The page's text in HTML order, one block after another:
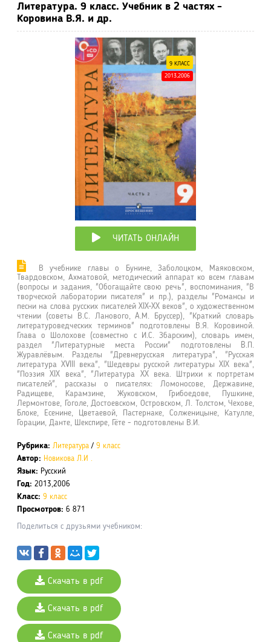
Литература. 9 класс. Учебник в 2 частях -
Коровина В.Я. и др.
9 КЛАСС
2013,2006
ЧИТАТЬ ОНЛАЙН
В учебнике главы о Бунине, Заболоцком, Маяковском,
Твардовском, Ахматовой, методический аппарат ко всем главам
(вопросы и задания, "Обогащайте свою речь", воспоминания, "В
творческой лаборатории писателя" и пр.), разделы "Романсы и
песни на слова русских писателей XIX-XX веков", о художественном
чтении (советы В.С. Ланового, A.М. Бруссер), "Краткий словарь
литературоведческих терминов" подготовлены В.Я. Коровиной.
Глава о Шолохове (совместно с И.С. Збарским), словарь имен,
раздел "Литературные места России" подготовлены B.П.
Журавлёвым. Разделы "Древнерусская литература", "Русская
литература XVIII века", "Шедевры русской литературы XIX века",
"Поэзия XIX века", "Литература XX века. Штрихи к портретам
писателей", рассказы о писателях: Ломоносове, Державине,
Радищеве, Карамзине, Жуковском, Грибоедове, Пушкине,
Лермонтове, Гоголе, Достоевском, Островском, Л. Толстом, Чехове,
Блоке, Есенине, Цветаевой, Пастернаке, Солженицыне, Катулле,
Горации, Данте, Шекспире, Гёте - подготовлены В.И.
Рубрика: Литература / 9 класс
Автор: Новикова Л.И .
Язык: Русский
Год: 2013,2006
Класс: 9 класс
Просмотров: 6 871
Поделиться с друзьями учебником:
Скачать в pdf
Скачать в pdf
Скачать в pdf